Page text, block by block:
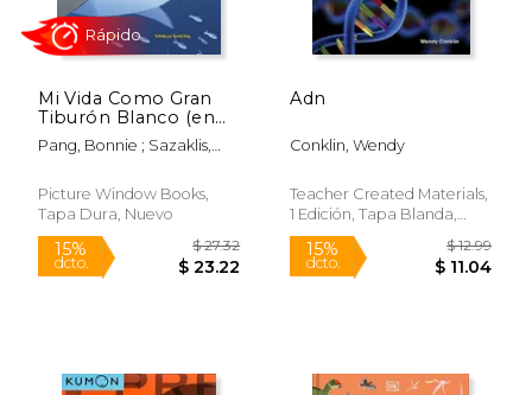
Mi Vida Como Gran
Tiburón Blanco (en
Inglés)
Pang, Bonnie ; Sazaklis,
Picture Window Books,
Tapa Dura, Nuevo
Adn
Conklin, Wendy
Teacher Created Materials,
1 Edición, Tapa Blanda,
Nuevo